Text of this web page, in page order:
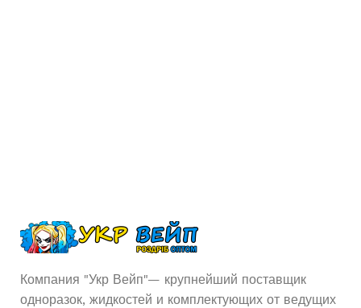
Компания "Укр Вейп"— крупнейший поставщик
одноразок, жидкостей и комплектующих от ведущих